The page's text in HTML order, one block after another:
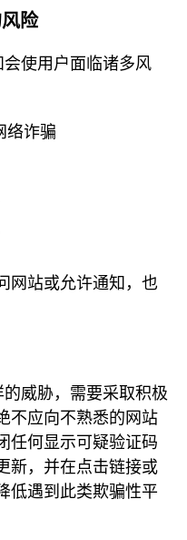
险
使用户面临诸多风
络诈骗
网站或允许通知，也
威胁，需要采取积极
不应向不熟悉的网站
任何显示可疑验证码
新，并在点击链接或
低遇到此类欺骗性平